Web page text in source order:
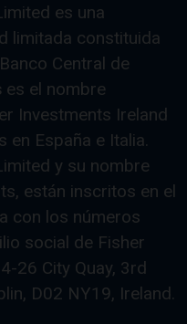
es una
limitada constituida
Central de
es el nombre
Investments Ireland
en España e Italia.
y su nombre
están inscritos en el
con los números
social de Fisher
26 City Quay, 3rd
D02 NY19, Ireland.